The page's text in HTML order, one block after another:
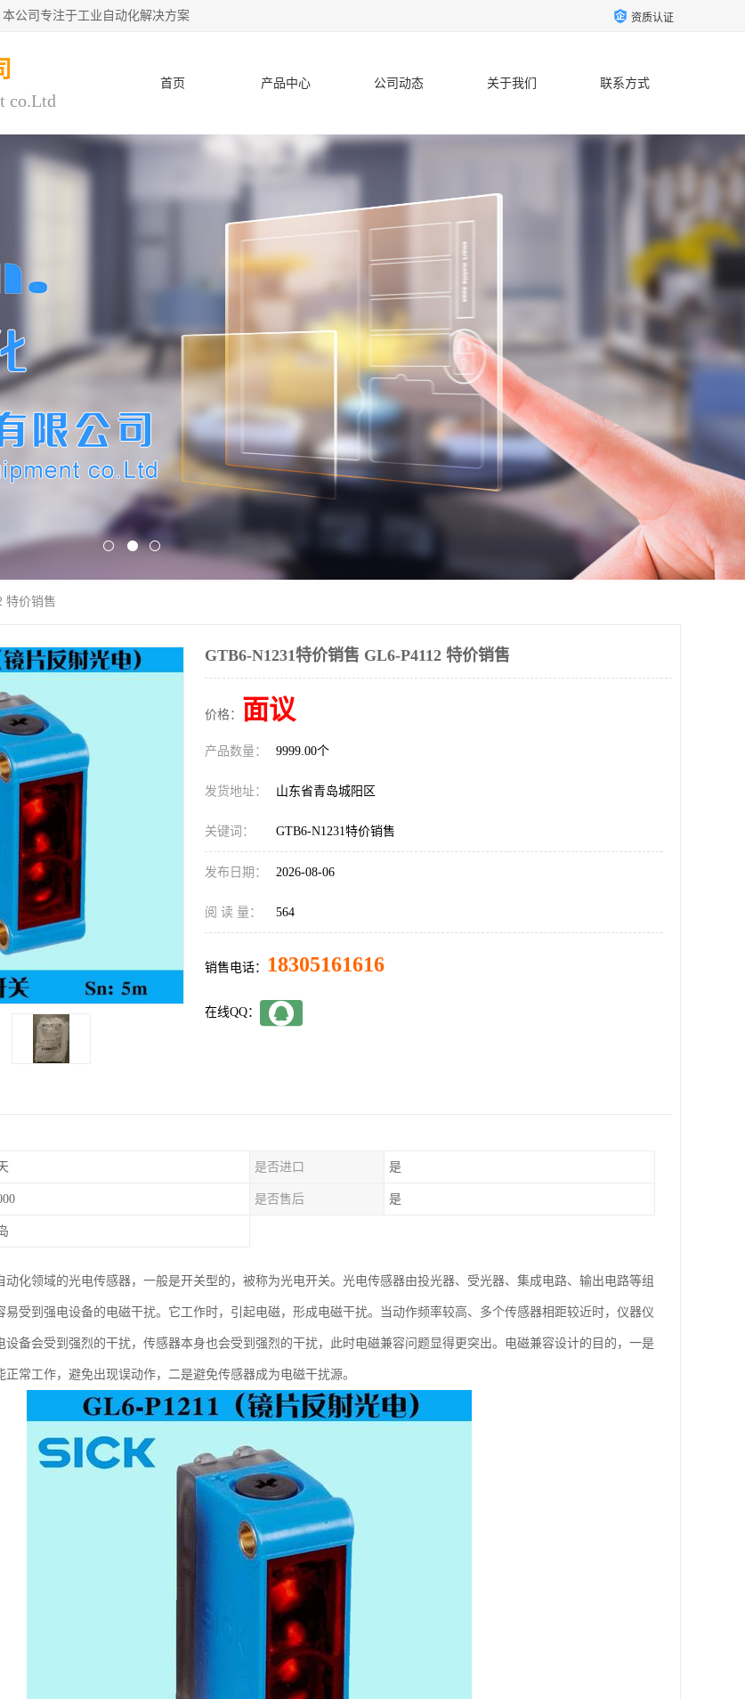
公司专注于工业自动化解决方案 资质认证
co.Ltd
首页 产品中心 公司动态 关于我们 联系方式
特价销售
GTB6-N1231特价销售 GL6-P4112 特价销售
价格： 面议
产品数量： 9999.00个
发货地址： 山东省青岛城阳区
关键词： GTB6-N1231特价销售
发布日期： 2026-08-06
阅 读 量： 564
销售电话： 18305161616
在线QQ：
是否进口 是
是否售后 是
动化领域的光电传感器，一般是开关型的，被称为光电开关。光电传感器由投光器、受光器、集成电路、输出电路等组
易受到强电设备的电磁干扰。它工作时，引起电磁，形成电磁干扰。当动作频率较高、多个传感器相距较近时，仪器仪
设备会受到强烈的干扰，传感器本身也会受到强烈的干扰，此时电磁兼容问题显得更突出。电磁兼容设计的目的，一是
常工作，避免出现误动作，二是避免传感器成为电磁干扰源。